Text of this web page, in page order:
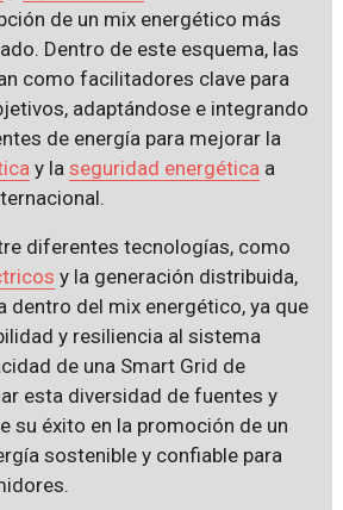
de un mix energético más
Dentro de este esquema, las
como facilitadores clave para
adaptándose e integrando
de energía para mejorar la
y la seguridad energética a
diferentes tecnologías, como
y la generación distribuida,
dentro del mix energético, ya que
y resiliencia al sistema
de una Smart Grid de
esta diversidad de fuentes y
su éxito en la promoción de un
sostenible y confiable para